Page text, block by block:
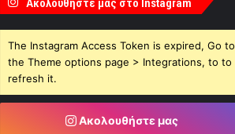
Ακολουθήστε μας στο Instagram
The Instagram Access Token is expired, Go to
the Theme options page > Integrations, to to
refresh it.
Ακολουθήστε μας